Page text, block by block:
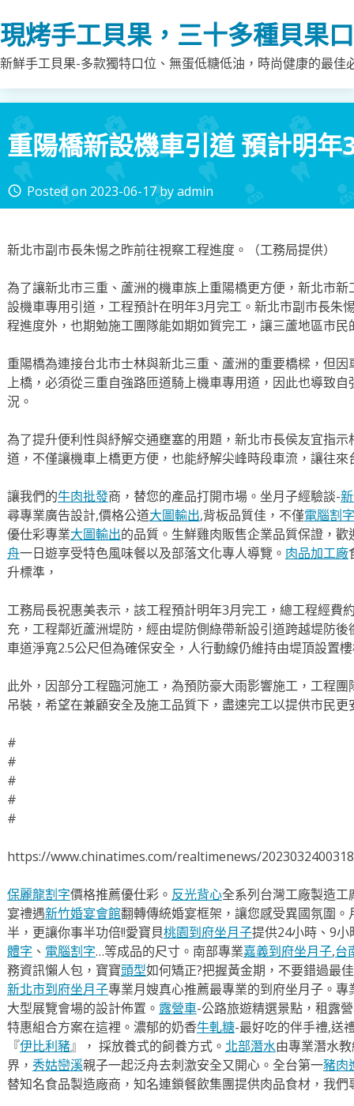
to
content
現烤手工貝果，三十多種貝果
新鮮手工貝果-多款獨特口位、無蛋低糖低油，時尚健康的最
重陽橋新設機車引道 預計明年
access_time Posted on 2023-06-17byadmin
新北市副市長朱惕之昨前往視察工程進度。（工務局提供）
為了讓新北市三重、蘆洲的機車族上重陽橋更方便，新北市
設機車專用引道，工程預計在明年3月完工。新北市副市長朱
程進度外，也期勉施工團隊能如期如質完工，讓三蘆地區市民
重陽橋為連接台北市士林與新北三重、蘆洲的重要橋樑，但
上橋，必須從三重自強路匝道騎上機車專用道，因此也導致
況。
為了提升便利性與紓解交通壅塞的用題，新北市長侯友宜指
道，不僅讓機車上橋更方便，也能紓解尖峰時段車流，讓往
讓我們的牛肉批發商，替您的產品打開市場。坐月子經驗談-
尋專業廣告設計,價格公道大圖輸出,背板品質佳，不僅電腦割字
優仕彩專業大圖輸出的品質。生鮮雞肉販售企業品質保證，歡
舟一日遊享受特色風味餐以及部落文化專人導覽。 肉品加工廠
升標準，
工務局長祝惠美表示，該工程預計明年3月完工，總工程經費
充，工程鄰近蘆洲堤防，經由堤防側綠帶新設引道跨越堤防
車道淨寬2.5公尺但為確保安全，人行動線仍維持由堤頂設置
此外，因部分工程臨河施工，為預防豪大雨影響施工，工程
吊裝，希望在兼顧安全及施工品質下，盡速完工以提供市民
#
#
#
#
#
https://www.chinatimes.com/realtimenews/
保麗龍割字價格推薦優仕彩。 反光背心全系列台灣工廠製造
宴禮遇新竹婚宴會館翻轉傳統婚宴框架，讓您感受異國氛圍。
半，更讓你事半功倍!!愛寶貝桃園到府坐月子提供24小時、9
體字 、 電腦割字…等成品的尺寸。南部專業嘉義到府坐月子,台
務資訊懶人包，寶寶頭型如何矯正?把握黃金期，不要錯過最
新北市到府坐月子專業月嫂真心推薦最專業的到府坐月子。專
大型展覽會場的設計佈置。 露營車-公路旅遊精選景點，租露
特惠組合方案在這裡。濃郁的奶香牛軋糖-最好吃的伴手禮,送
『伊比利豬』， 採放養式的飼養方式。 北部潛水由專業潛水
界， 秀姑巒溪親子一起泛舟去​刺激安全又開心。全台第一豬肉
替知名食品製造廠商，知名連鎖餐飲集團提供肉品食材，我